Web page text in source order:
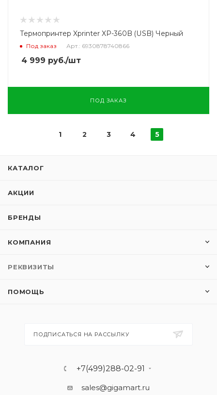
Термопринтер Xprinter XP-360B (USB) Черный
Под заказ Арт.: 6930878740866
4 999 руб./шт
ПОД ЗАКАЗ
1 2 3 4 5
КАТАЛОГ
АКЦИИ
БРЕНДЫ
КОМПАНИЯ
РЕКВИЗИТЫ
ПОМОЩЬ
ПОДПИСАТЬСЯ НА РАССЫЛКУ
+7(499)288-02-91
sales@gigamart.ru